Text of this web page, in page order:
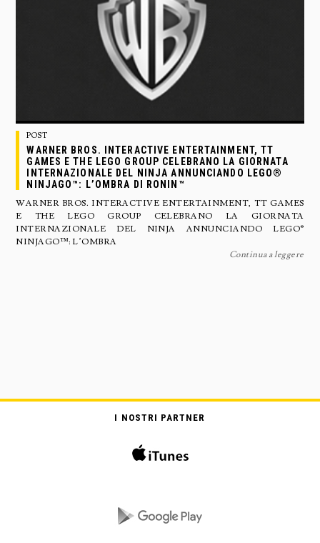
POST
WARNER BROS. INTERACTIVE ENTERTAINMENT, TT
GAMES E THE LEGO GROUP CELEBRANO LA GIORNATA
INTERNAZIONALE DEL NINJA ANNUNCIANDO LEGO®
NINJAGO™: L’OMBRA DI RONIN™
WARNER BROS. INTERACTIVE ENTERTAINMENT, TT GAMES
E THE LEGO GROUP CELEBRANO LA GIORNATA
INTERNAZIONALE DEL NINJA ANNUNCIANDO LEGO®
NINJAGO™: L’OMBRA
Continua a leggere
I NOSTRI PARTNER